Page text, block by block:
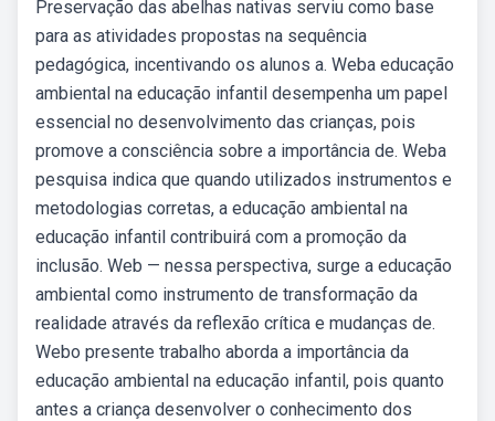
Preservação das abelhas nativas serviu como base
para as atividades propostas na sequência
pedagógica, incentivando os alunos a. Weba educação
ambiental na educação infantil desempenha um papel
essencial no desenvolvimento das crianças, pois
promove a consciência sobre a importância de. Weba
pesquisa indica que quando utilizados instrumentos e
metodologias corretas, a educação ambiental na
educação infantil contribuirá com a promoção da
inclusão. Web — nessa perspectiva, surge a educação
ambiental como instrumento de transformação da
realidade através da reflexão crítica e mudanças de.
Webo presente trabalho aborda a importância da
educação ambiental na educação infantil, pois quanto
antes a criança desenvolver o conhecimento dos